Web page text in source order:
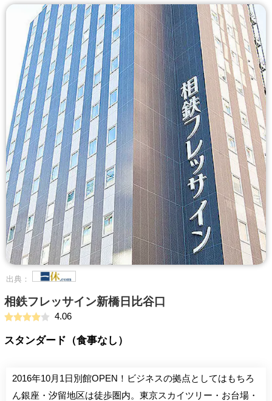
出典：
相鉄フレッサイン新橋日比谷口
4.06
スタンダード（食事なし）
2016年10月1日別館OPEN！ビジネスの拠点としてはもちろ
ん銀座・汐留地区は徒歩圏内。東京スカイツリー・お台場・